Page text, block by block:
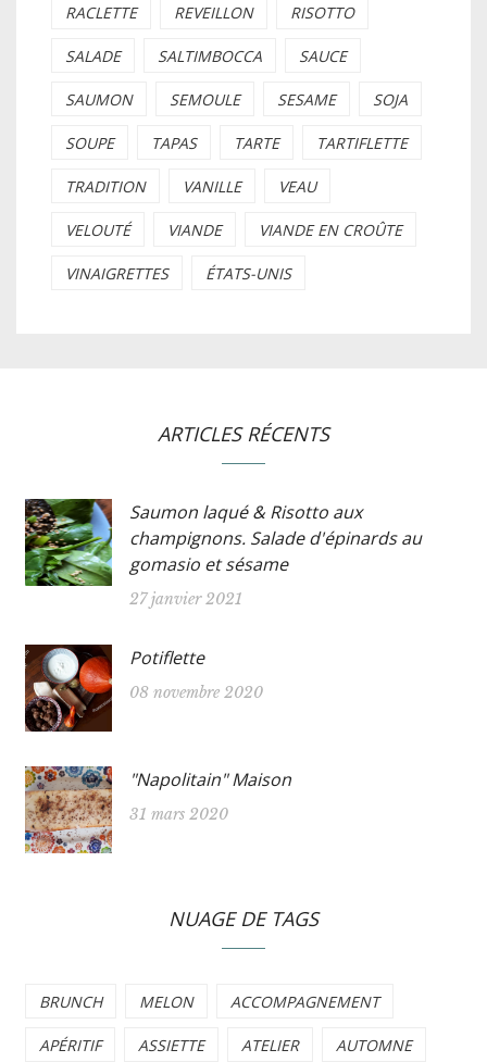
RACLETTE REVEILLON RISOTTO
SALADE SALTIMBOCCA SAUCE
SAUMON SEMOULE SESAME SOJA
SOUPE TAPAS TARTE TARTIFLETTE
TRADITION VANILLE VEAU
VELOUTÉ VIANDE VIANDE EN CROÛTE
VINAIGRETTES ÉTATS-UNIS
ARTICLES RÉCENTS
Saumon laqué & Risotto aux
champignons. Salade d'épinards au
gomasio et sésame
27 janvier 2021
Potiflette
08 novembre 2020
"Napolitain" Maison
31 mars 2020
NUAGE DE TAGS
BRUNCH MELON ACCOMPAGNEMENT
APÉRITIF ASSIETTE ATELIER AUTOMNE